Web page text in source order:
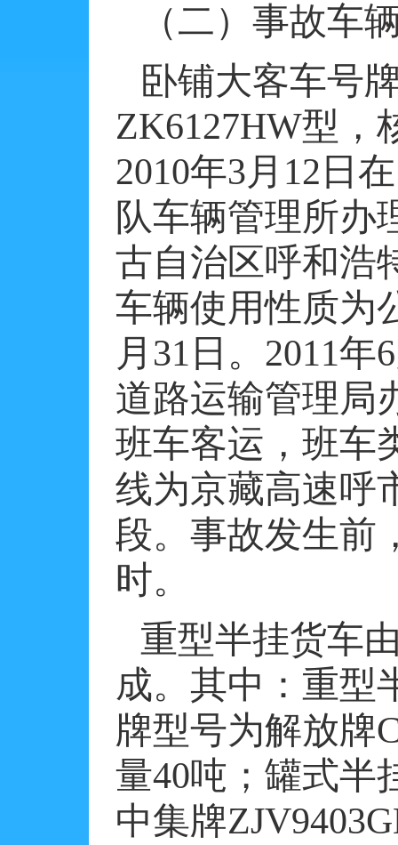
（二）事故车
卧铺大客车号
ZK6127HW型，
2010年3月 12 日
队车辆管理所办
古自治区呼和浩
车辆使用性质为
月 31 日。 2011年6
道路运输管理局
班车客运，班车
线为京藏高速呼
段。事故发生前
时。
重型半挂货车
成。其中：重型
牌型号为解放牌
量40吨；罐式半
中集牌